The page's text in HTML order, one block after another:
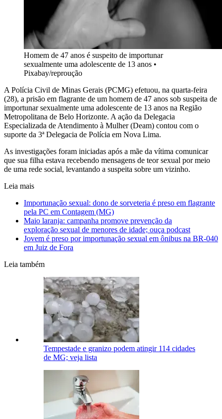
Homem de 47 anos é suspeito de importunar
sexualmente uma adolescente de 13 anos •
Pixabay/reproução
A Polícia Civil de Minas Gerais (PCMG) efetuou, na quarta-feira
(28), a prisão em flagrante de um homem de 47 anos sob suspeita de
importunar sexualmente uma adolescente de 13 anos na Região
Metropolitana de Belo Horizonte. A ação da Delegacia
Especializada de Atendimento à Mulher (Deam) contou com o
suporte da 3ª Delegacia de Polícia em Nova Lima.
As investigações foram iniciadas após a mãe da vítima comunicar
que sua filha estava recebendo mensagens de teor sexual por meio
de uma rede social, levantando a suspeita sobre um vizinho.
Leia mais
Importunação sexual: dono de sorveteria é preso em flagrante
pela PC em Contagem (MG)
Maio laranja: campanha promove prevenção da
exploração sexual de menores de idade; ouça podcast
Jovem é preso por importunação sexual em ônibus na BR-040
em Juiz de Fora
Leia também
Tempestade e granizo podem atingir 114 cidades
de MG; veja lista